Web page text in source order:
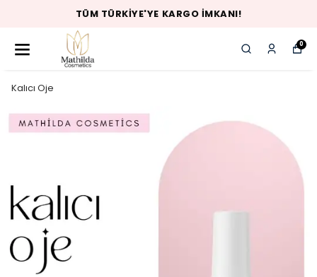
TÜM TÜRKIYE'YE KARGO İMKANI!
0
Kalıcı Oje